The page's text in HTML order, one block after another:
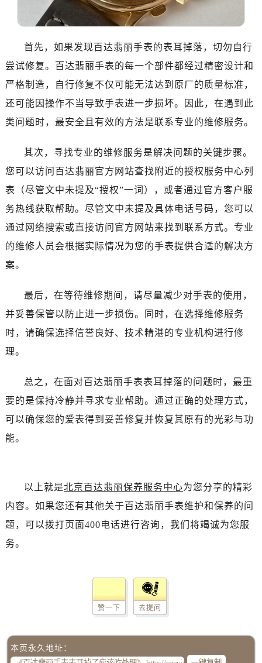
首先，如果发现百达翡丽手表的表耳掉落，切勿自行
尝试修复。百达翡丽手表的每一个部件都经过精密设计和
严格制造，自行修复不仅可能无法达到原厂的质量标准，
还可能因操作不当导致手表进一步损坏。因此，在遇到此
类问题时，最安全且有效的方法是联系专业的维修服务。
其次，寻找专业的维修服务是解决问题的关键步骤。
您可以访问百达翡丽官方网站查找附近的授权服务中心列
表（尽管文中未提及“授权”一词），或者通过官方客户服
务热线获取帮助。尽管文中未提及具体电话号码，您可以
通过网络搜索或直接访问官方网站来找到联系方式。专业
的维修人员会根据实际情况为您的手表提供合适的解决方
案。
最后，在等待维修期间，请尽量减少对手表的使用，
并妥善保管以防止进一步损伤。同时，在选择维修服务
时，请确保选择信誉良好、技术精湛的专业机构进行修
理。
总之，在面对百达翡丽手表表耳掉落的问题时，最重
要的是保持冷静并寻求专业帮助。通过正确的处理方式，
可以确保您的爱表得到妥善修复并恢复其原有的光彩与功
能。
以上就是北京百达翡丽保养服务中心为您分享的精彩
内容。如果您还有其他关于百达翡丽手表维护和保养的问
题，可以拨打页面400电话进行咨询，我们将竭诚为您服
务。
赞一下 去提问
本页永久地址：